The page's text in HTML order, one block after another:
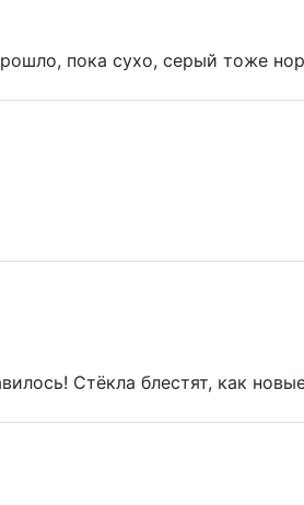
пока сухо, серый тоже
Стёкла блестят, как